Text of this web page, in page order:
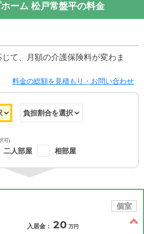
ーム 松戸常盤平の料金
て、月額の介護保険料が変わま
料金の総額を見積もり・お問い合わせ
可)
二人部屋 相部屋
個室
入居金： 20 万円